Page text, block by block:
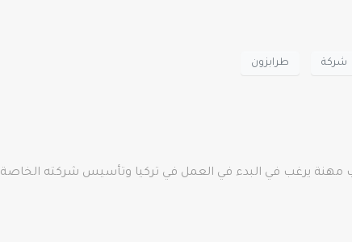
شركة طرابزون
مهنة يرغب في البدء في العمل في تركيا وتأسيس شركته الخاصة